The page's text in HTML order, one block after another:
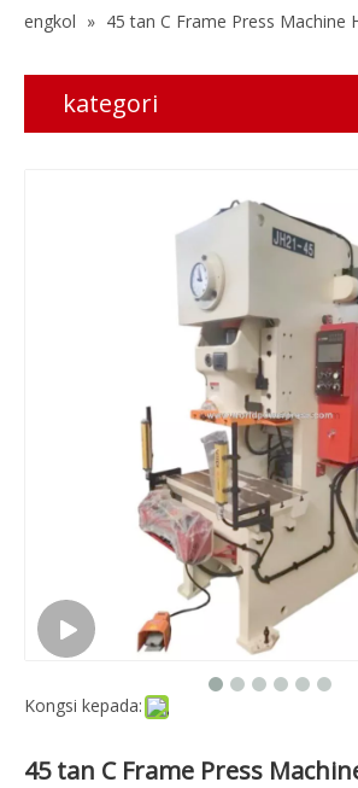
engkol » 45 tan C Frame Press Machine
kategori
Kongsi kepada:
45 tan C Frame Press